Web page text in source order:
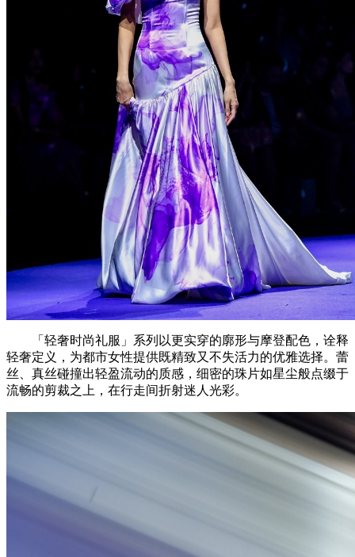
「轻奢时尚礼服」系列以更实穿的廓形与摩登配色，诠释
轻奢定义，为都市女性提供既精致又不失活力的优雅选择。蕾
丝、真丝碰撞出轻盈流动的质感，细密的珠片如星尘般点缀于
流畅的剪裁之上，在行走间折射迷人光彩。